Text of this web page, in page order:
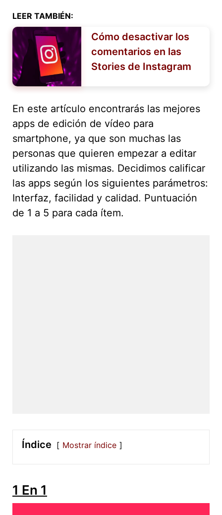
LEER TAMBIÉN:
Cómo desactivar los
comentarios en las
Stories de Instagram
En este artículo encontrarás las mejores
apps de edición de vídeo para
smartphone, ya que son muchas las
personas que quieren empezar a editar
utilizando las mismas. Decidimos calificar
las apps según los siguientes parámetros:
Interfaz, facilidad y calidad. Puntuación
de 1 a 5 para cada ítem.
Índice Mostrar índice
1 En 1